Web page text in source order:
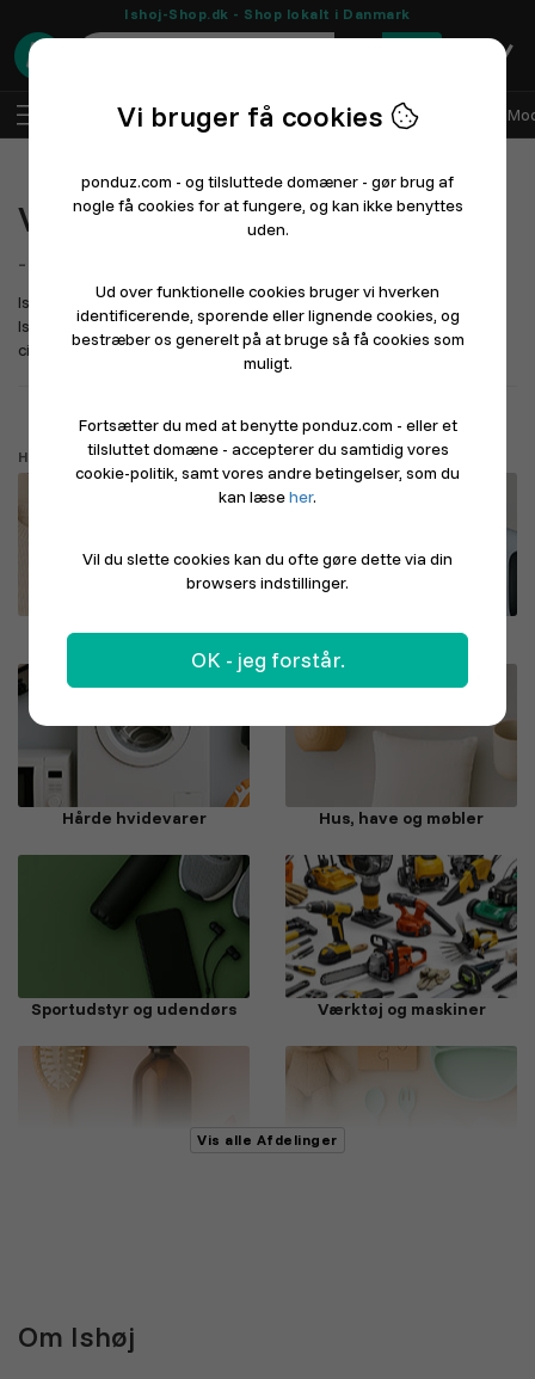
Ishoj-Shop.dk - Shop lokalt i Danmark
0
Log ind Sælg med Ponduz Alle afdelinger
Velkommen tilIshoj-Shop.dk
- En lokal markedsplads
Ishøj Kommune - butikker, shopping og restauranter ved vandet. .
Ishøj er en kystkommune i Danmark, beliggende ved Køge Bugt
cirka 20 km syd...Læs mere længere nede
Driver du en butik eller restaurant? Sådan kommer du i gang
Hvad leder du efter?
Hårde hvidevarer Hus, have og møbler
Sportudstyr og udendørs Værktøj og maskiner
Vis alle Afdelinger
Om Ishøj
Vi bruger få cookies
ponduz.com - og tilsluttede domæner - gør brug af
nogle få cookies for at fungere, og kan ikke benyttes
uden.
Ud over funktionelle cookies bruger vi hverken
identificerende, sporende eller lignende cookies, og
bestræber os generelt på at bruge så få cookies som
muligt.
Fortsætter du med at benytte ponduz.com - eller et
tilsluttet domæne - accepterer du samtidig vores
cookie-politik, samt vores andre betingelser, som du
kan læseher.
Vil du slette cookies kan du ofte gøre dette via din
browsers indstillinger.
OK - jeg forstår.